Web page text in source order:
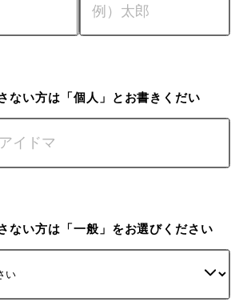
ない方は「個人」とお書きくだい
ない方は「一般」をお選びください